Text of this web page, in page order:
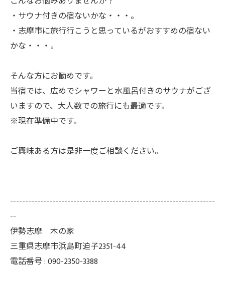
・サウナ付きの宿ないかな・・・。
・志摩市に旅行行こうと思っているがおすすめの宿ない
かな・・・。
そんな方にお勧めです。
当宿では、広めでシャワーと水風呂付きのサウナがござ
いますので、大人数での旅行にも最適です。
※現在準備中です。
ご興味ある方は是非一度ご相談ください。
--------------------------------------------------------------------
--
伊勢志摩 木の家
三重県志摩市浜島町迫子2351-44
電話番号 : 090-2350-3388